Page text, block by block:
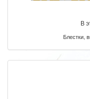
В
Блестки,